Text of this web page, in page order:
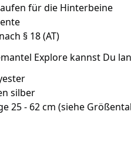
für die Hinterbeine
§ 18 (AT)
Explore kannst Du
silber
25 - 62 cm (siehe